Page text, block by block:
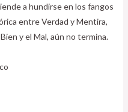
a hundirse en los fangos
entre Verdad y Mentira,
y el Mal, aún no termina.